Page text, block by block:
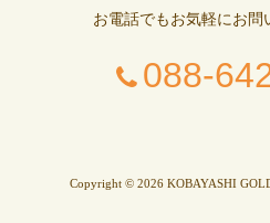
お電話でもお気軽にお問
088-
Copyright © 2026 KOBAYASHI